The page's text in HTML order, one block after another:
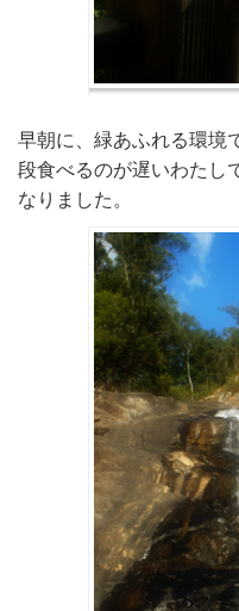
早朝に、緑あふれる環境
段食べるのが遅いわたし
なりました。